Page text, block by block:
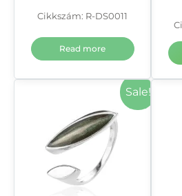
Cikkszám: R-DS0011
Read more
Sale!